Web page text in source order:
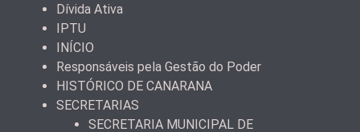
Dívida Ativa
IPTU
INÍCIO
Responsáveis pela Gestão do Poder
HISTÓRICO DE CANARANA
SECRETARIAS
SECRETARIA MUNICIPAL DE